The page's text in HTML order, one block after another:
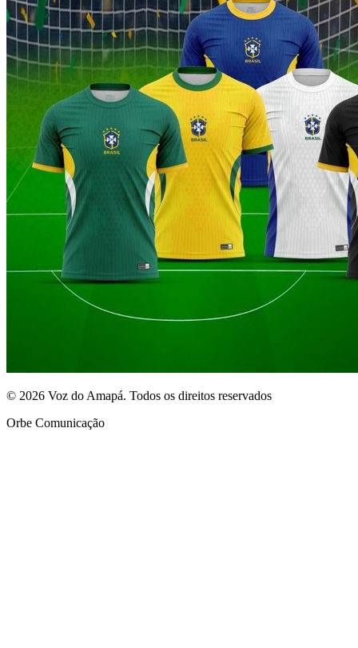
© 2026 Voz do Amapá. Todos os direitos reservados
Orbe Comunicação